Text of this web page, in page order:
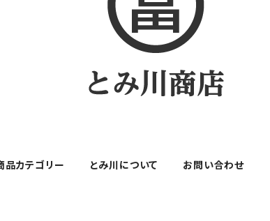
品カテゴリー とみ川について お問い合わせ